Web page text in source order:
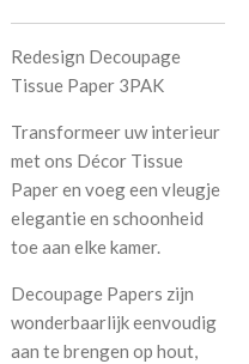
Redesign Decoupage
Tissue Paper 3PAK
Transformeer uw interieur
met ons Décor Tissue
Paper en voeg een vleugje
elegantie en schoonheid
toe aan elke kamer.
Decoupage Papers zijn
wonderbaarlijk eenvoudig
aan te brengen op hout,